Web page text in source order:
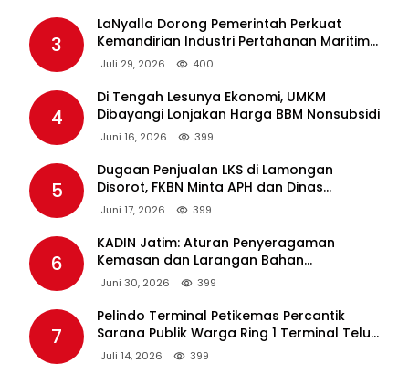
3
LaNyalla Dorong Pemerintah Perkuat
Kemandirian Industri Pertahanan Maritim
Lewat PT PAL
Juli 29, 2026 400
4
Di Tengah Lesunya Ekonomi, UMKM
Dibayangi Lonjakan Harga BBM Nonsubsidi
Juni 16, 2026 399
5
Dugaan Penjualan LKS di Lamongan
Disorot, FKBN Minta APH dan Dinas
Pendidikan Bertindak Tegas.
Juni 17, 2026 399
6
KADIN Jatim: Aturan Penyeragaman
Kemasan dan Larangan Bahan
Tambahan Berpotensi Ganggu Industri
Juni 30, 2026 399
7
Pelindo Terminal Petikemas Percantik
Sarana Publik Warga Ring 1 Terminal Teluk
Lamong Lewat Program TJSL
Juli 14, 2026 399